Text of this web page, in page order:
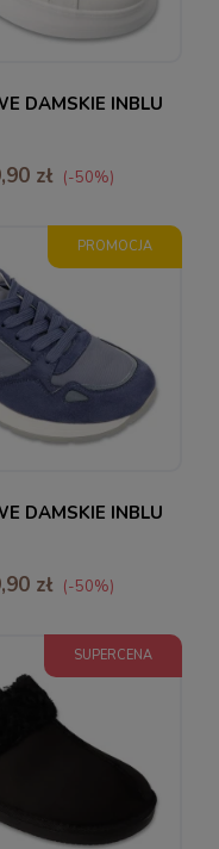
DAMSKIE INBLU
zł (-50%)
DAMSKIE INBLU
zł (-50%)
PROMOCJA
SUPERCENA